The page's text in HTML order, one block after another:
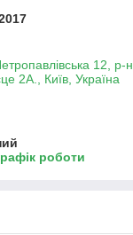
12, р-
2А., Київ, Україна
роботи